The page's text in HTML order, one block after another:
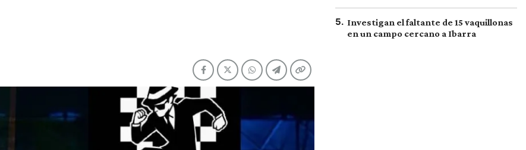
5. Investigan el faltante de 15 vaquillonas
en un campo cercano a Ibarra